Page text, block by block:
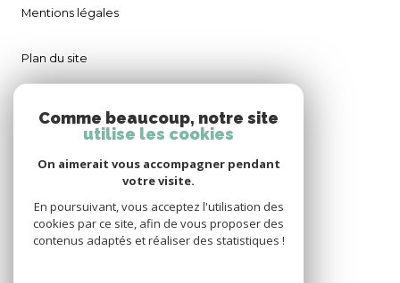
Mentions légales
Plan du site
Comme beaucoup, notre site
utilise les cookies
On aimerait vous accompagner pendant
votre visite.
En poursuivant, vous acceptez l'utilisation des
cookies par ce site, afin de vous proposer des
contenus adaptés et réaliser des statistiques !